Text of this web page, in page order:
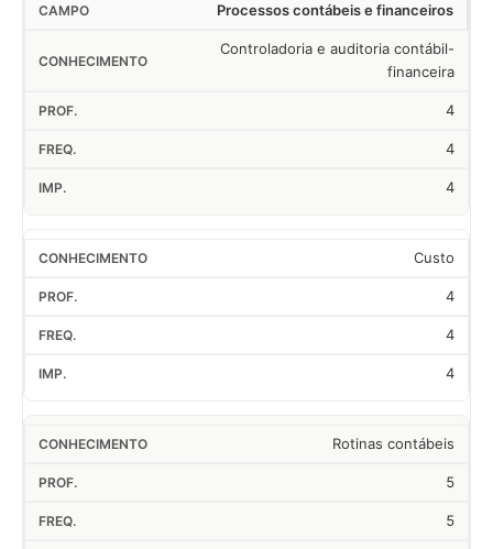
Processos contábeis e financeiros
Controladoria e auditoria contábil-
financeira
4
4
4
Custo
4
4
4
Rotinas contábeis
5
5